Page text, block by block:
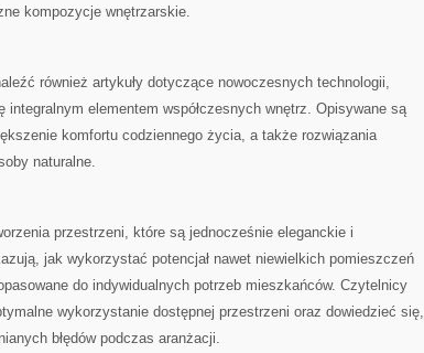
kompozycje wnętrzarskie.
również artykuły dotyczące nowoczesnych technologii,
integralnym elementem współczesnych wnętrz. Opisywane są
komfortu codziennego życia, a także rozwiązania
naturalne.
przestrzeni, które są jednocześnie eleganckie i
jak wykorzystać potencjał nawet niewielkich pomieszczeń
do indywidualnych potrzeb mieszkańców. Czytelnicy
wykorzystanie dostępnej przestrzeni oraz dowiedzieć się,
błędów podczas aranżacji.